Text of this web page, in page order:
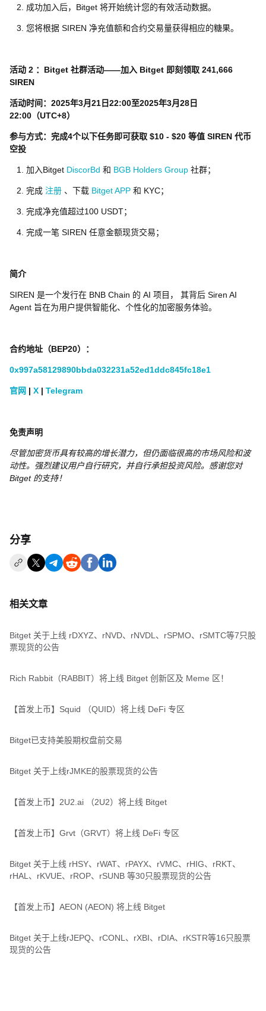
成功加入后，Bitget 将开始统计您的有效活动数据。
您将根据 SIREN 净充值额和合约交易量获得相应的糖果。
活动 2 ：Bitget 社群活动——加入 Bitget 即刻领取 241,666
SIREN
活动时间：2025年3月21日22:00至2025年3月28日
22:00（UTC+8）
参与方式：完成4个以下任务即可获取 $10 - $20 等值 SIREN 代币
空投
加入Bitget DiscorBd 和 BGB Holders Group 社群；
完成 注册 、下载 Bitget APP 和 KYC；
完成净充值超过100 USDT；
完成一笔 SIREN 任意金额现货交易；
简介
SIREN 是一个发行在 BNB Chain 的 AI 项目， 其背后 Siren AI
Agent 旨在为用户提供智能化、个性化的加密服务体验。
合约地址（BEP20）：
0x997a58129890bbda032231a52ed1ddc845fc18e1
官网 | X | Telegram
免责声明
尽管加密货币具有较高的增长潜力，但仍面临很高的市场风险和波
动性。强烈建议用户自行研究，并自行承担投资风险。感谢您对
Bitget 的支持！
分享
相关文章
Bitget 关于上线 rDXYZ、rNVD、rNVDL、rSPMO、rSMTC等7只股
票现货的公告
Rich Rabbit（RABBIT）将上线 Bitget 创新区及 Meme 区！
【首发上币】Squid （QUID）将上线 DeFi 专区
Bitget已支持美股期权盘前交易
Bitget 关于上线rJMKE的股票现货的公告
【首发上币】2U2.ai （2U2）将上线 Bitget
【首发上币】Grvt（GRVT）将上线 DeFi 专区
Bitget 关于上线 rHSY、rWAT、rPAYX、rVMC、rHIG、rRKT、
rHAL、rKVUE、rROP、rSUNB 等30只股票现货的公告
【首发上币】AEON (AEON) 将上线 Bitget
Bitget 关于上线rJEPQ、rCONL、rXBI、rDIA、rKSTR等16只股票
现货的公告